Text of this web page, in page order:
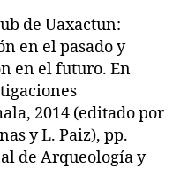
de Uaxactun:
en el pasado y
en el futuro. En
2014 (editado por
y L. Paiz), pp.
de Arqueología y